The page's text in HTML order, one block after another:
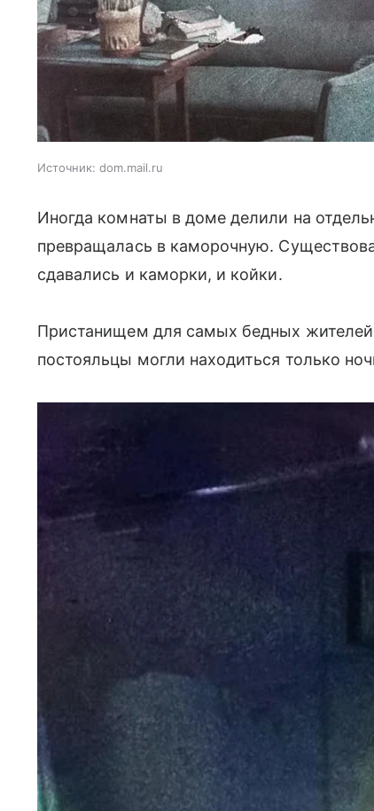
Источник: dom.mail.ru
Иногда комнаты в доме делили на
превращалась в каморочную.
сдавались и каморки, и койки.
Пристанищем для самых бедных
постояльцы могли находиться только